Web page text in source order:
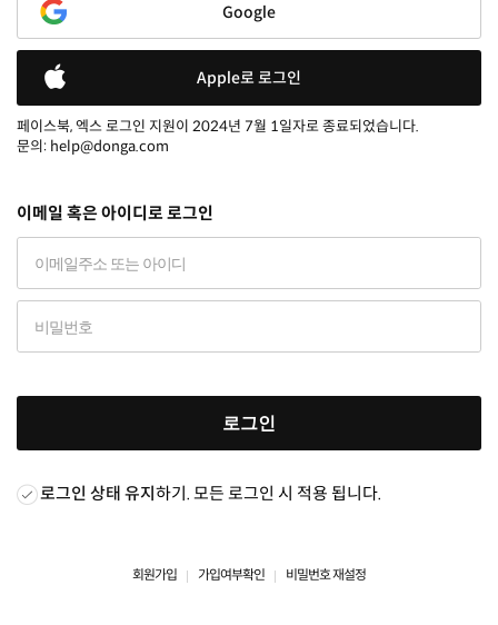
Google
Apple로 로그인
페이스북, 엑스 로그인 지원이 2024년 7월 1일자로 종료되었습니다.
문의: help@donga.com
이메일 혹은 아이디로 로그인
로그인
로그인 상태 유지하기. 모든 로그인 시 적용 됩니다.
회원가입 가입여부확인 비밀번호 재설정